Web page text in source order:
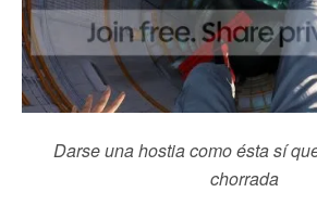
Darse una hostia como ésta sí
chorrada